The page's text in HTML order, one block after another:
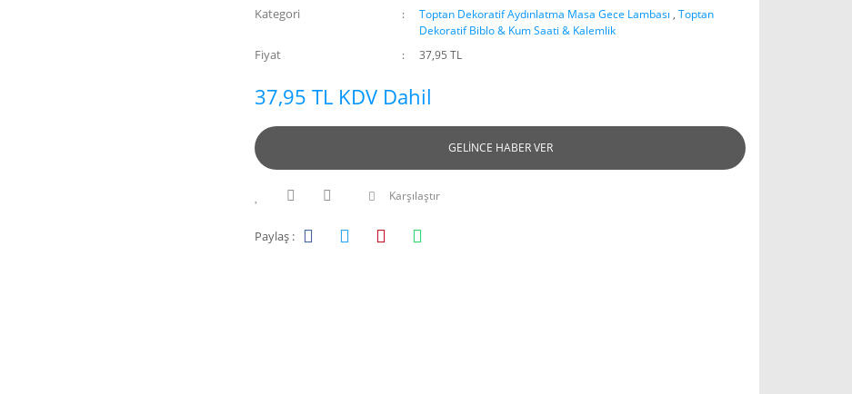
Kategori Toptan Dekoratif Aydınlatma Masa Gece Lambası , Toptan
Dekoratif Biblo & Kum Saati & Kalemlik
Fiyat 37,95 TL
37,95 TL KDV Dahil
GELİNCE HABER VER
Karşılaştır
Paylaş :